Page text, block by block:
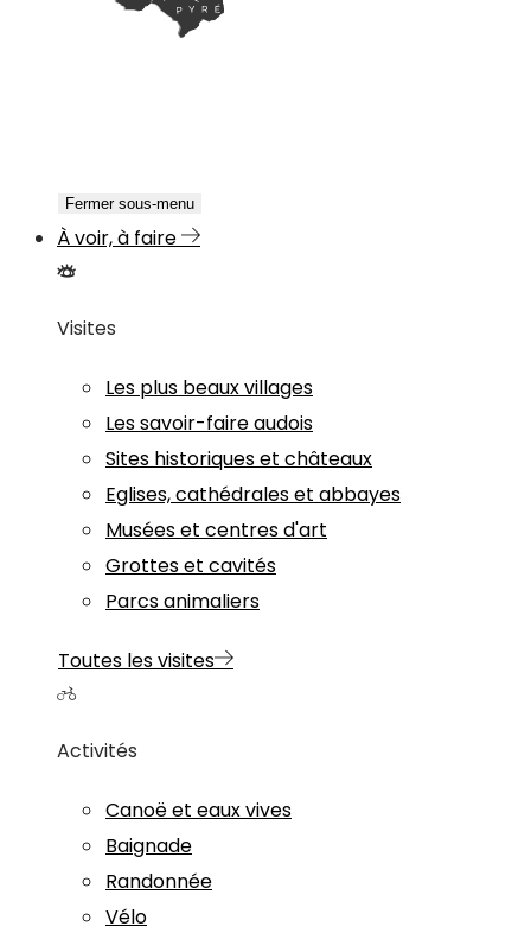
Fermer sous-menu
À voir, à faire
Visites
Les plus beaux villages
Les savoir-faire audois
Sites historiques et châteaux
Eglises, cathédrales et abbayes
Musées et centres d'art
Grottes et cavités
Parcs animaliers
Toutes les visites
Activités
Canoë et eaux vives
Baignade
Randonnée
Vélo